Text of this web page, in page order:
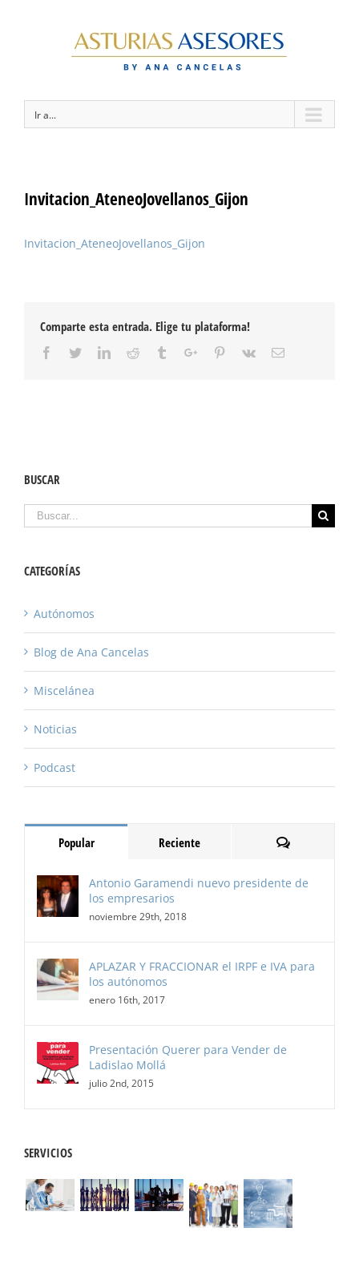
Ir a...
Invitacion_AteneoJovellanos_Gijon
Invitacion_AteneoJovellanos_Gijon
Comparte esta entrada. Elige tu plataforma!
Facebook
TwitterLinkedinReddit TumblrGoogle+Pinterest
Vk Email
BUSCAR
Buscar
CATEGORÍAS
Autónomos
Blog de Ana Cancelas
Miscelánea
Noticias
Podcast
Popular Reciente Comentarios
Antonio Garamendi nuevo presidente de
los empresarios
noviembre 29th, 2018
APLAZAR Y FRACCIONAR el IRPF e IVA para
los autónomos
enero 16th, 2017
Presentación Querer para Vender de
Ladislao Mollá
julio 2nd, 2015
SERVICIOS